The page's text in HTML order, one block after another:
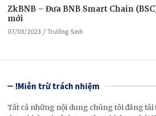
ZkBNB – Đưa BNB Smart Chain
mới
07/03/2023 Trường Sinh
!Miễn trừ trách nhiệm
Tất cả những nội dung chúng tôi đăng tải